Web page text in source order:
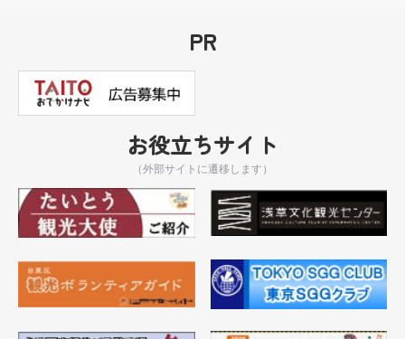
PR
お役立ちサイト
（外部サイトに遷移します）